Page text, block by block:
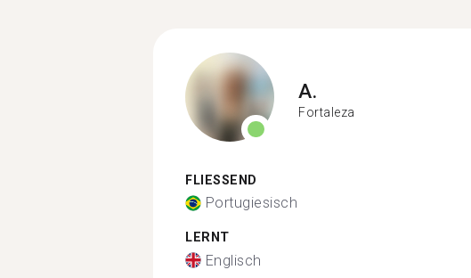
A.
Fortaleza
FLIESSEND
Portugiesisch
LERNT
Englisch